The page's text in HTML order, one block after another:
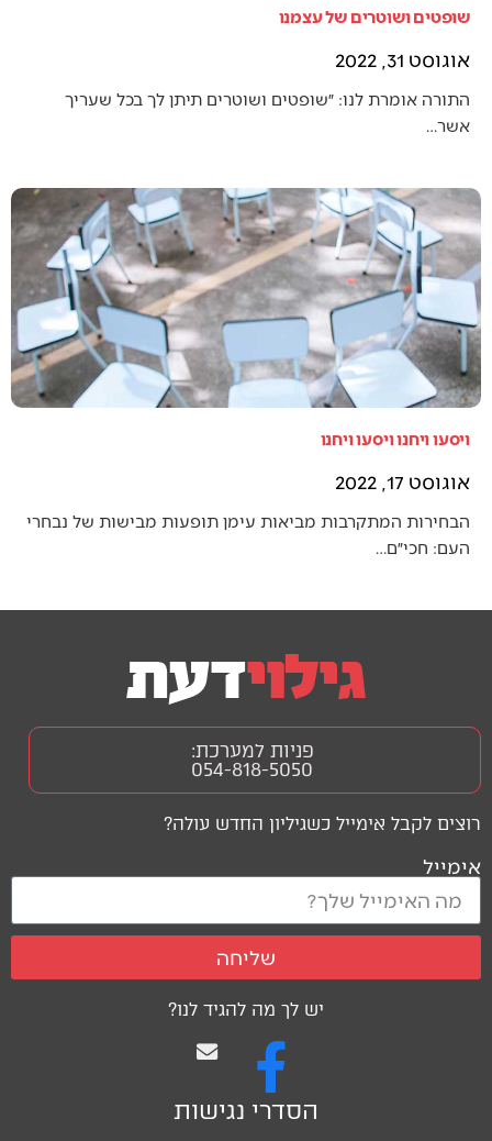
שופטים ושוטרים של עצמנו
אוגוסט 31, 2022
התורה אומרת לנו: ״שופטים ושוטרים תיתן לך בכל שעריך
אשר…
ויסעו ויחנו ויסעו ויחנו
אוגוסט 17, 2022
הבחירות המתקרבות מביאות עימן תופעות מבישות של נבחרי
העם: חכי״ם…
יש לך מה להגיד לנו?
הסדרי נגישות
רוצים לקבל אימייל כשגיליון החדש עולה?
אימייל
שליחה
פניות למערכת:
054-818-5050